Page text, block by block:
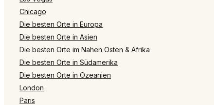
Chicago
Die besten Orte in Europa
Die besten Orte in Asien
Die besten Orte im Nahen Osten & Afrika
Die besten Orte in Südamerika
Die besten Orte in Ozeanien
London
Paris